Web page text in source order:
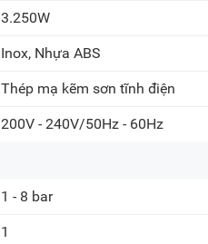
3.250W
Inox, Nhựa ABS
Thép mạ kẽm sơn tĩnh điện
200V - 240V/50Hz - 60Hz
1 - 8 bar
1